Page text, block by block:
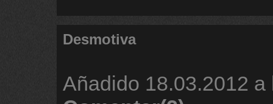
Desmotiva
Añadido 18.03.2012 a